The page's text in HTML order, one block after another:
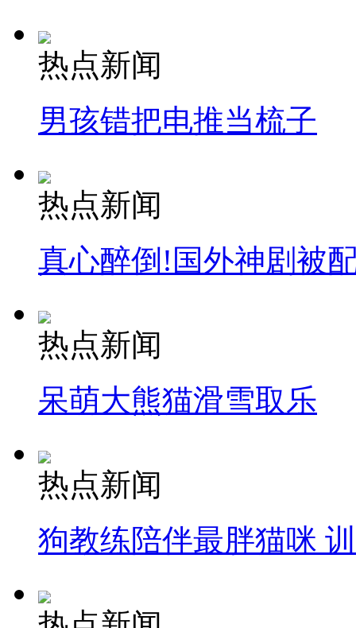
热点新闻
男孩错把电推当梳子
热点新闻
真心醉倒!国外神剧被
热点新闻
呆萌大熊猫滑雪取乐
热点新闻
狗教练陪伴最胖猫咪